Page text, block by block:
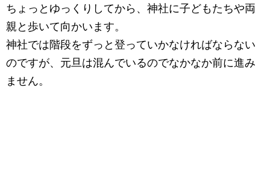
ちょっとゆっくりしてから、神社に子どもたちや両
親と歩いて向かいます。
神社では階段をずっと登っていかなければならない
のですが、元旦は混んでいるのでなかなか前に進み
ません。